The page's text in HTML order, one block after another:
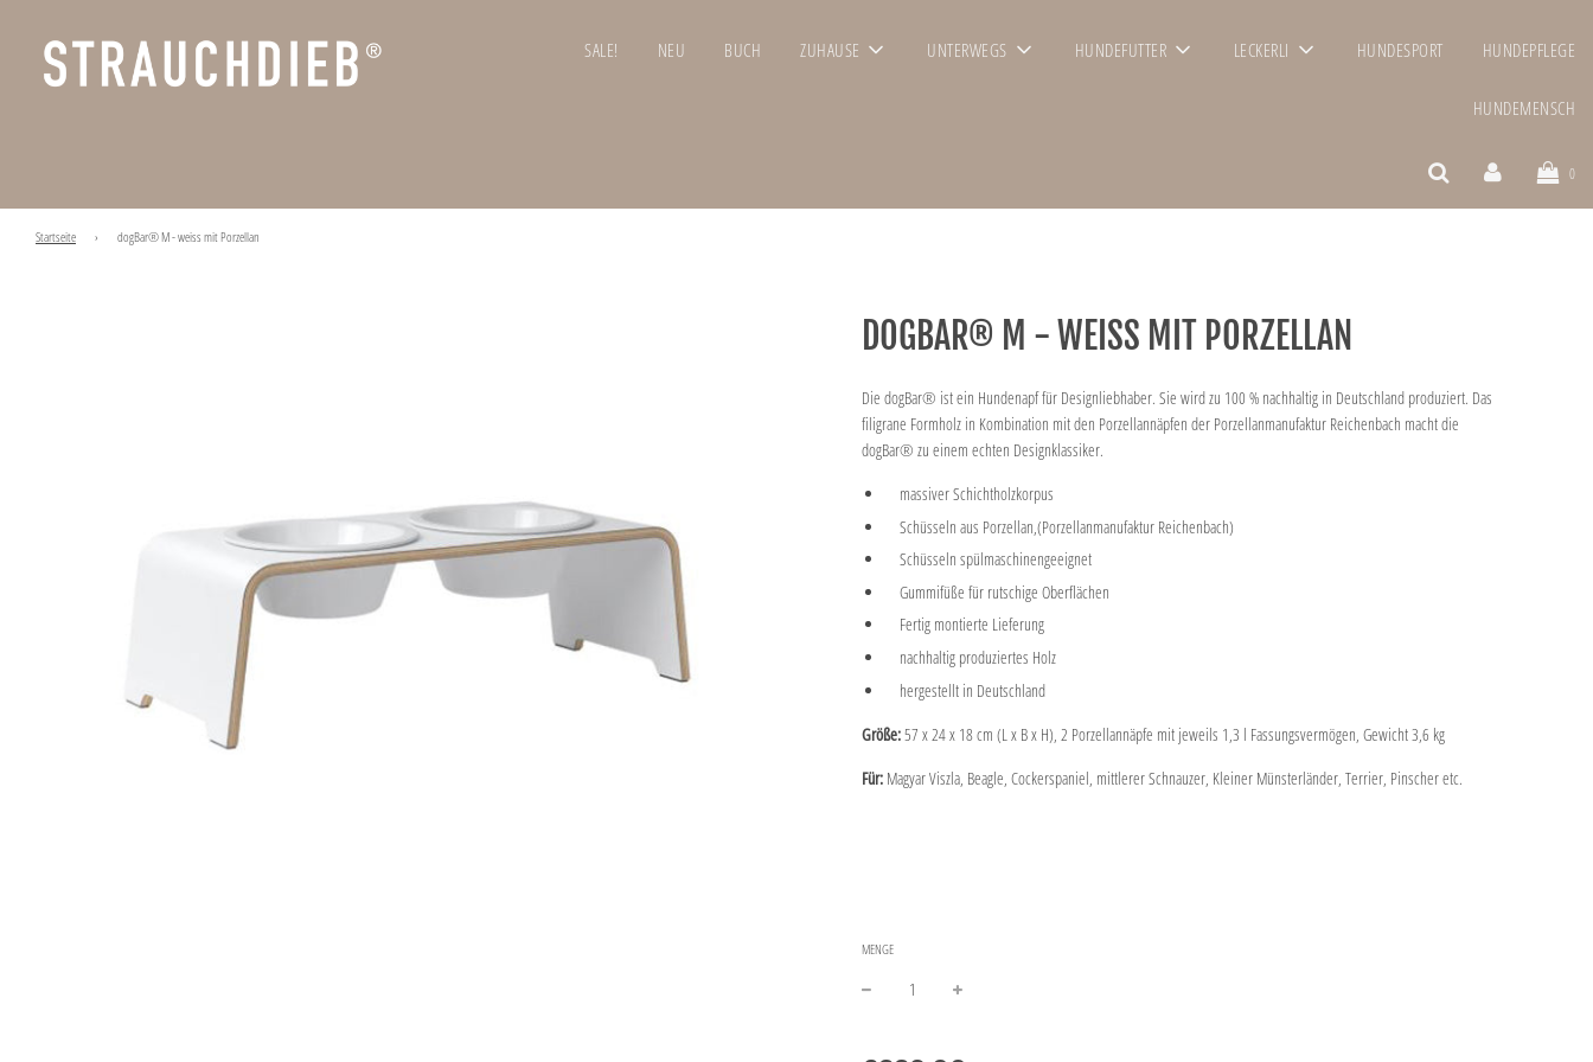
SALE! NEU BUCH ZUHAUSE UNTERWEGS HUNDEFUTTER LECKERLI HUNDESPORT HUNDEPFLEGE
HUNDEMENSCH
0
Startseite › dogBar® M - weiss mit Porzellan
DOGBAR® M - WEISS MIT PORZELLAN
Die dogBar® ist ein Hundenapf für Designliebhaber. Sie wird zu 100 % nachhaltig in Deutschland produziert. Das
filigrane Formholz in Kombination mit den Porzellannäpfen der Porzellanmanufaktur Reichenbach macht die
dogBar® zu einem echten Designklassiker.
massiver Schichtholzkorpus
Schüsseln aus Porzellan,(Porzellanmanufaktur Reichenbach)
Schüsseln spülmaschinengeeignet
Gummifüße für rutschige Oberflächen
Fertig montierte Lieferung
nachhaltig produziertes Holz
hergestellt in Deutschland
Größe:57 x 24 x 18 cm (L x B x H), 2 Porzellannäpfe mit jeweils 1,3 l Fassungsvermögen, Gewicht 3,6 kg
Für: Magyar Viszla, Beagle, Cockerspaniel, mittlerer Schnauzer, Kleiner Münsterländer, Terrier, Pinscher etc.
MENGE